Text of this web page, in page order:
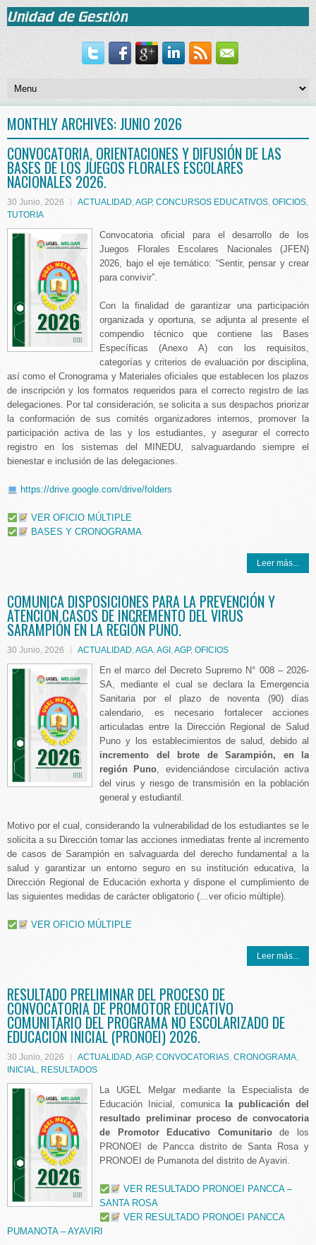
MONTHLY ARCHIVES:JUNIO 2026
CONVOCATORIA, ORIENTACIONES Y DIFUSIÓN DE LAS
BASES DE LOS JUEGOS FLORALES ESCOLARES
NACIONALES 2026.
30 Junio, 2026 ACTUALIDAD,AGP, CONCURSOS EDUCATIVOS, OFICIOS,
TUTORIA
Convocatoria oficial para el desarrollo de los
Juegos Florales Escolares Nacionales (JFEN)
2026, bajo el eje temático: “Sentir, pensar y crear
para convivir”.
Con la finalidad de garantizar una participación
organizada y oportuna, se adjunta al presente el
compendio técnico que contiene las Bases
Específicas (Anexo A) con los requisitos,
categorías y criterios de evaluación por disciplina,
así como el Cronograma y Materiales oficiales que establecen los plazos
de inscripción y los formatos requeridos para el correcto registro de las
delegaciones. Por tal consideración, se solicita a sus despachos priorizar
la conformación de sus comités organizadores internos, promover la
participación activa de las y los estudiantes, y asegurar el correcto
registro en los sistemas del MINEDU, salvaguardando siempre el
bienestar e inclusión de las delegaciones.
https://drive.google.com/drive/folders
VER OFICIO MÚLTIPLE
BASES Y CRONOGRAMA
Leer más...
COMUNICA DISPOSICIONES PARA LA PREVENCIÓN Y
ATENCIÓN CASOS DE INCREMENTO DEL VIRUS
SARAMPIÓN EN LA REGIÓN PUNO.
30 Junio, 2026 ACTUALIDAD,AGA,AGI ,AGP, OFICIOS
En el marco del Decreto Supremo N° 008 – 2026-
SA, mediante el cual se declara la Emergencia
Sanitaria por el plazo de noventa (90) días
calendario, es necesario fortalecer acciones
articuladas entre la Dirección Regional de Salud
Puno y los establecimientos de salud, debido al
incremento del brote de Sarampión, en la
región Puno, evidenciándose circulación activa
del virus y riesgo de transmisión en la población
general y estudiantil.
Motivo por el cual, considerando la vulnerabilidad de los estudiantes se le
solicita a su Dirección tomar las acciones inmediatas frente al incremento
de casos de Sarampión en salvaguarda del derecho fundamental a la
salud y garantizar un entorno seguro en su institución educativa, la
Dirección Regional de Educación exhorta y dispone el cumplimiento de
las siguientes medidas de carácter obligatorio (…ver oficio múltiple).
VER OFICIO MÚLTIPLE
Leer más...
RESULTADO PRELIMINAR DEL PROCESO DE
CONVOCATORIA DE PROMOTOR EDUCATIVO
COMUNITARIO DEL PROGRAMA NO ESCOLARIZADO DE
EDUCACIÓN INICIAL (PRONOEI) 2026.
30 Junio, 2026 ACTUALIDAD,AGP, CONVOCATORIAS, CRONOGRAMA,
INICIAL, RESULTADOS
La UGEL Melgar mediante la Especialista de
Educación Inicial, comunica
la publicación del
resultado preliminar proceso de convocatoria
de Promotor Educativo Comunitariode los
PRONOEI de Pancca distrito de Santa Rosa y
PRONOEI de Pumanota del distrito de Ayaviri.
VER RESULTADO PRONOEI PANCCA –
SANTA ROSA
VER RESULTADO PRONOEI PANCCA
PUMANOTA – AYAVIRI